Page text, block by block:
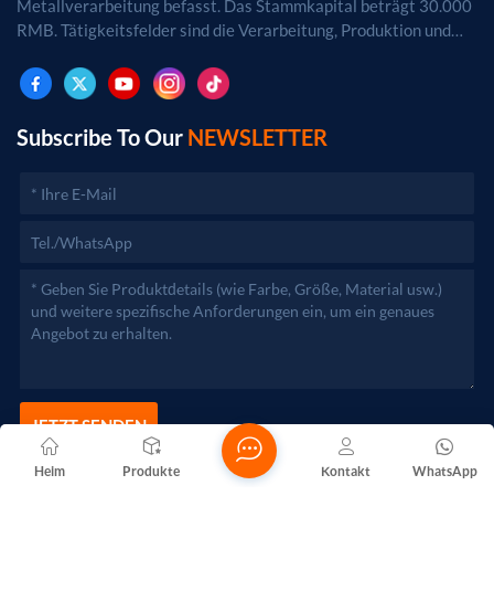
Metallverarbeitung befasst. Das Stammkapital beträgt 30.000
RMB. Tätigkeitsfelder sind die Verarbeitung, Produktion und
genehmigungspflichtigen Projekten dürfen die
Geschäftstätigkeiten erst nach Genehmigung durch die
zuständigen Behörden aufgenommen werden.)
Subscribe To Our NEWSLETTER
JETZT SENDEN
Heim Produkte WhatsApp
Kontakt